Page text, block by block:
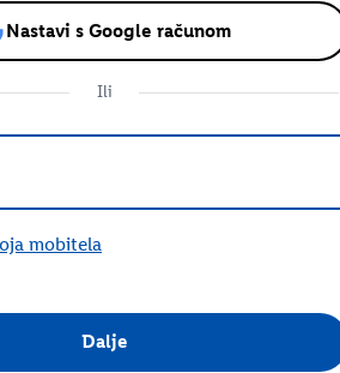
Nastavi s Google računom
Ili
mobitela
Dalje